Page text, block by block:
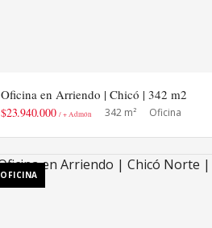
Oficina en Arriendo | Chicó | 342 m2
$23.940.000 / + Admón 342 m² Oficina
OFICINA